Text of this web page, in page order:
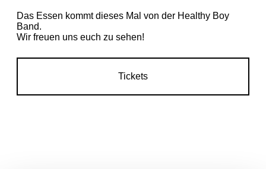
Das Essen kommt dieses Mal von der Healthy Boy
Band.
Wir freuen uns euch zu sehen!
Tickets